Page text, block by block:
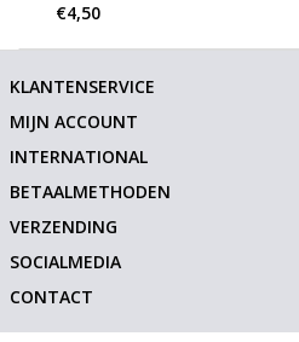
€4,50
KLANTENSERVICE
MIJN ACCOUNT
INTERNATIONAL
BETAALMETHODEN
VERZENDING
SOCIALMEDIA
CONTACT